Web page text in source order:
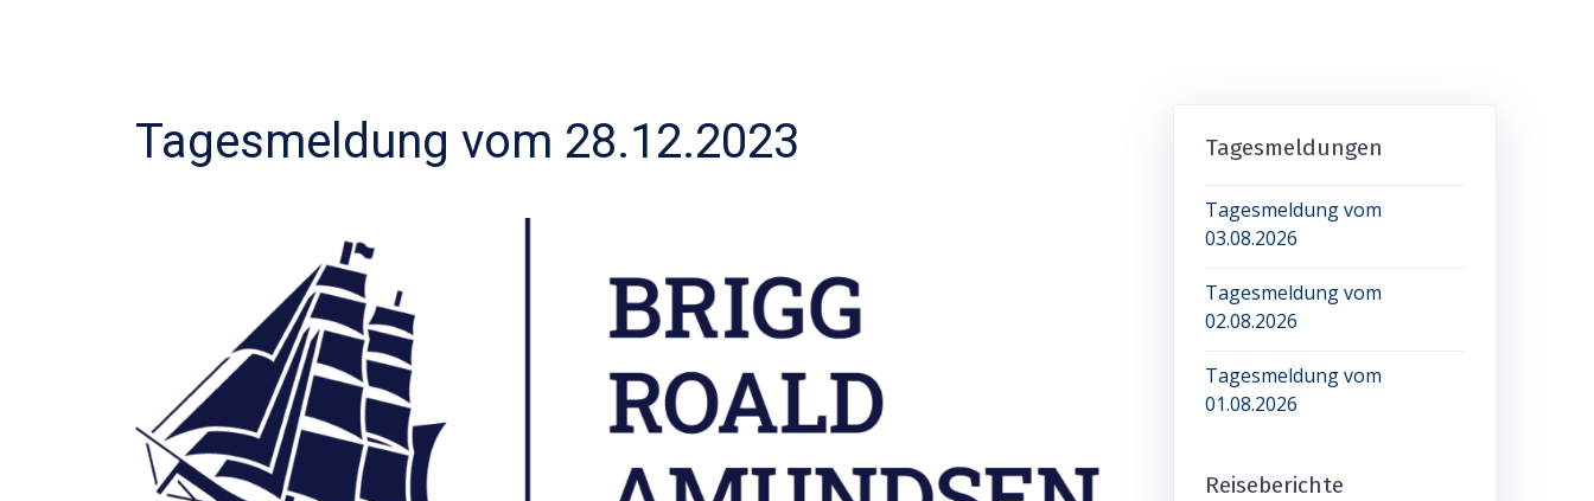
Tagesmeldung vom 28.12.2023 Tagesmeldungen
Tagesmeldung vom
03.08.2026
Tagesmeldung vom
02.08.2026
Tagesmeldung vom
01.08.2026
Reiseberichte